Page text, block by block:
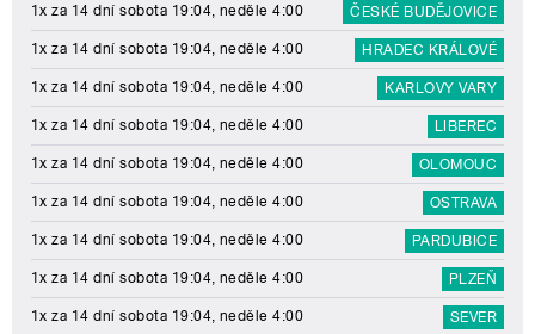
1x za 14 dní sobota 19:04, neděle 4:00 ČESKÉ BUDĚJOVICE
1x za 14 dní sobota 19:04, neděle 4:00 HRADEC KRÁLOVÉ
1x za 14 dní sobota 19:04, neděle 4:00 KARLOVY VARY
1x za 14 dní sobota 19:04, neděle 4:00 LIBEREC
1x za 14 dní sobota 19:04, neděle 4:00 OLOMOUC
1x za 14 dní sobota 19:04, neděle 4:00 OSTRAVA
1x za 14 dní sobota 19:04, neděle 4:00 PARDUBICE
1x za 14 dní sobota 19:04, neděle 4:00 PLZEŇ
1x za 14 dní sobota 19:04, neděle 4:00 SEVER